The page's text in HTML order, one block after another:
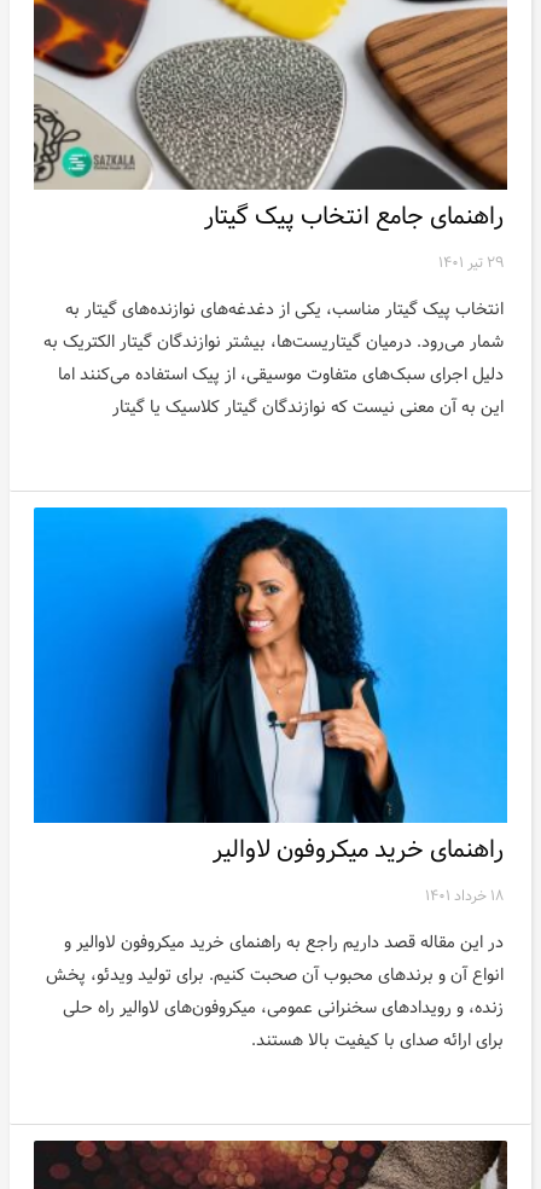
راهنمای جامع انتخاب پیک گیتار
۲۹ تیر ۱۴۰۱
انتخاب پیک گیتار مناسب، یکی از دغدغه‌های نوازنده‌های گیتار به
شمار می‌رود. درمیان گیتاریست‌ها، بیشتر نوازندگان گیتار الکتریک به
دلیل اجرای سبک‌های متفاوت موسیقی، از پیک استفاده می‌کنند اما
این به آن معنی نیست که نوازندگان گیتار کلاسیک یا گیتار
راهنمای خرید میکروفون لاوالیر
۱۸ خرداد ۱۴۰۱
در این مقاله قصد داریم راجع به راهنمای خرید میکروفون لاوالیر و
انواع آن و برندهای محبوب آن صحبت کنیم. برای تولید ویدئو، پخش
زنده، و رویدادهای سخنرانی عمومی، میکروفون‌های لاوالیر راه حلی
برای ارائه صدای با کیفیت بالا هستند.